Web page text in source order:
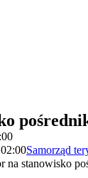
Samorząd
stanowisko